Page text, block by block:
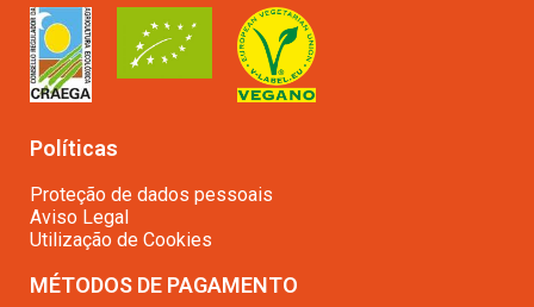
Políticas
Proteção de dados pessoais
Aviso Legal
Utilização de Cookies
MÉTODOS DE PAGAMENTO